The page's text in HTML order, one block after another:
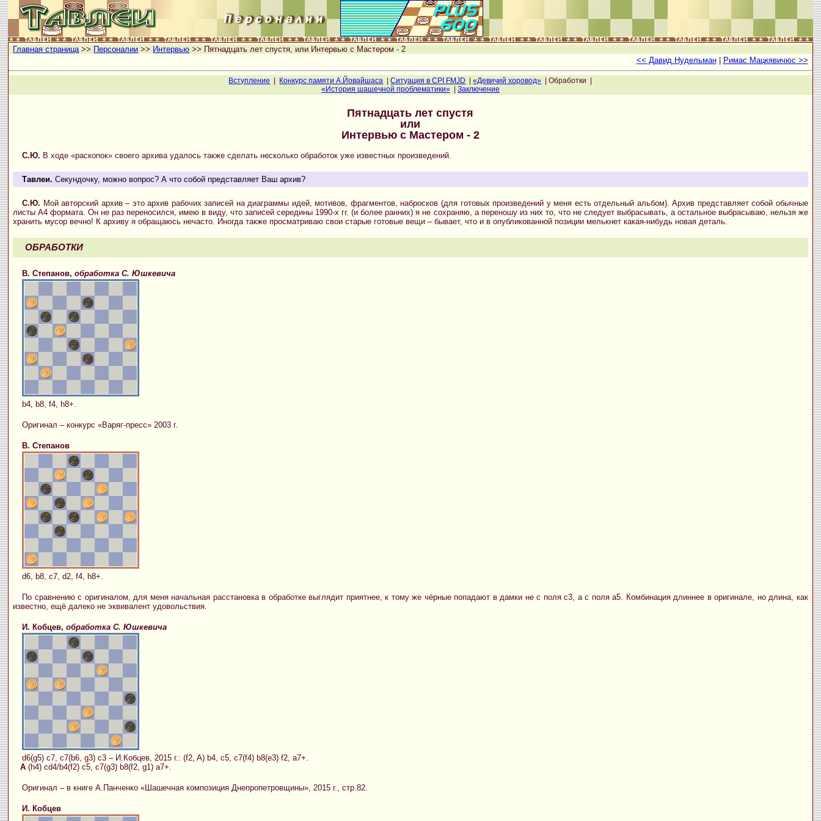
Главная страница>> Персоналии >> Интервью >> Пятнадцать лет спустя, или Интервью с Мастером - 2
<< Давид Нудельман| Римас Мацкявичюс >>
Вступление Конкурс памяти А.Йовайшаса |Ситуация в CPI FMJD |«Девичий хоровод» | Обработки |
«История шашечной проблематики»| Заключение
Пятнадцать лет спустя
или
Интервью с Мастером - 2
С.Ю. В ходе «раскопок» своего архива удалось также сделать несколько обработок уже известных произведений.
Тавлеи. Секундочку, можно вопрос? А что собой представляет Ваш архив?
С.Ю. Мой авторский архив – это архив рабочих записей на диаграммы идей, мотивов, фрагментов, набросков (для готовых произведений у меня есть отдельный альбом). Архив представляет собой обычные
листы А4 формата. Он не раз переносился, имею в виду, что записей середины 1990-х гг. (и более ранних) я не сохраняю, а переношу из них то, что не следует выбрасывать, а остальное выбрасываю, нельзя же
хранить мусор вечно! К архиву я обращаюсь нечасто. Иногда также просматриваю свои старые готовые вещи – бывает, что и в опубликованной позиции мелькнет какая-нибудь новая деталь.
ОБРАБОТКИ
В. Степанов,обработка С. Юшкевича
b4, b8, f4, h8+.
Оригинал – конкурс «Варяг-пресс» 2003 г.
В. Степанов
d6, b8, c7, d2, f4, h8+.
По сравнению с оригиналом, для меня начальная расстановка в обработке выглядит приятнее, к тому же чёрные попадают в дамки не с поля с3, а с поля а5. Комбинация длиннее в оригинале, но длина, как
известно, ещё далеко не эквивалент удовольствия.
И. Кобцев,обработка С. Юшкевича
d6(g5) c7, c7(b6, g3) c3 – И.Кобцев, 2015 г.: (f2, A) b4, c5, c7(f4) b8(e3) f2, a7+.
A (h4) cd4/b4(f2) c5, c7(g3) b8(f2, g1) a7+.
Оригинал – в книге А.Панченко «Шашечная композиция Днепропетровщины», 2015 г., стр.82.
И. Кобцев